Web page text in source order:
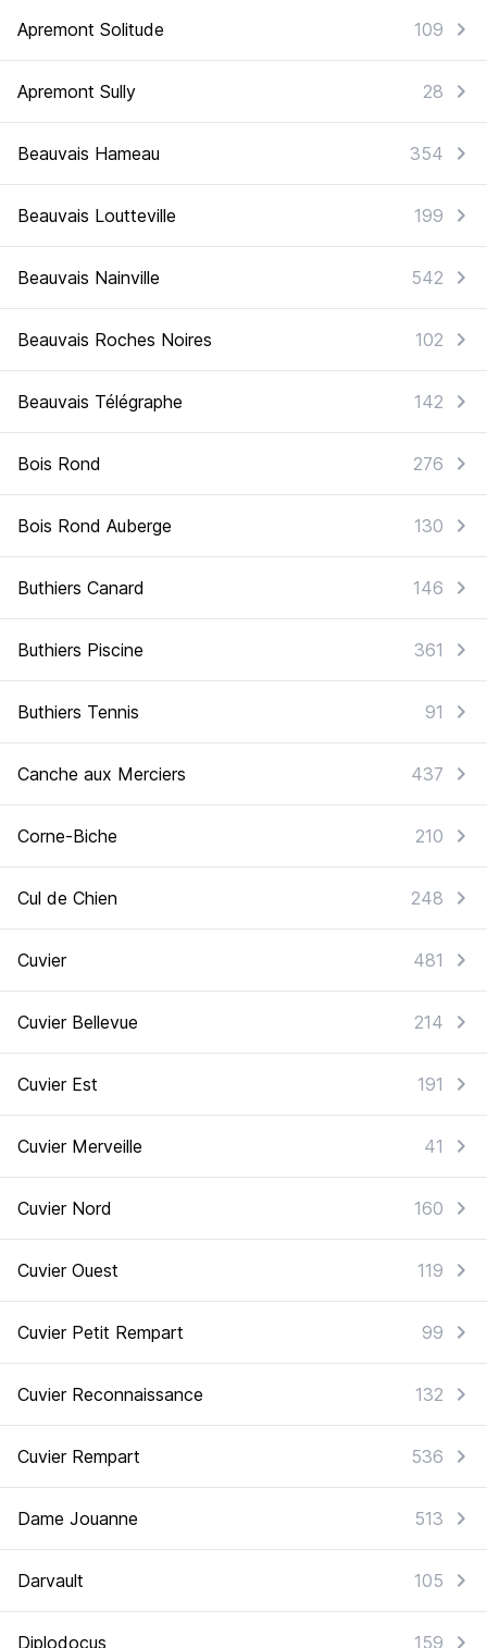
Apremont Solitude 109
Apremont Sully 28
Beauvais Hameau 354
Beauvais Loutteville 199
Beauvais Nainville 542
Beauvais Roches Noires 102
Beauvais Télégraphe 142
Bois Rond 276
Bois Rond Auberge 130
Buthiers Canard 146
Buthiers Piscine 361
Buthiers Tennis 91
Canche aux Merciers 437
Corne-Biche 210
Cul de Chien 248
Cuvier 481
Cuvier Bellevue 214
Cuvier Est 191
Cuvier Merveille 41
Cuvier Nord 160
Cuvier Ouest 119
Cuvier Petit Rempart 99
Cuvier Reconnaissance 132
Cuvier Rempart 536
Dame Jouanne 513
Darvault 105
Diplodocus 159